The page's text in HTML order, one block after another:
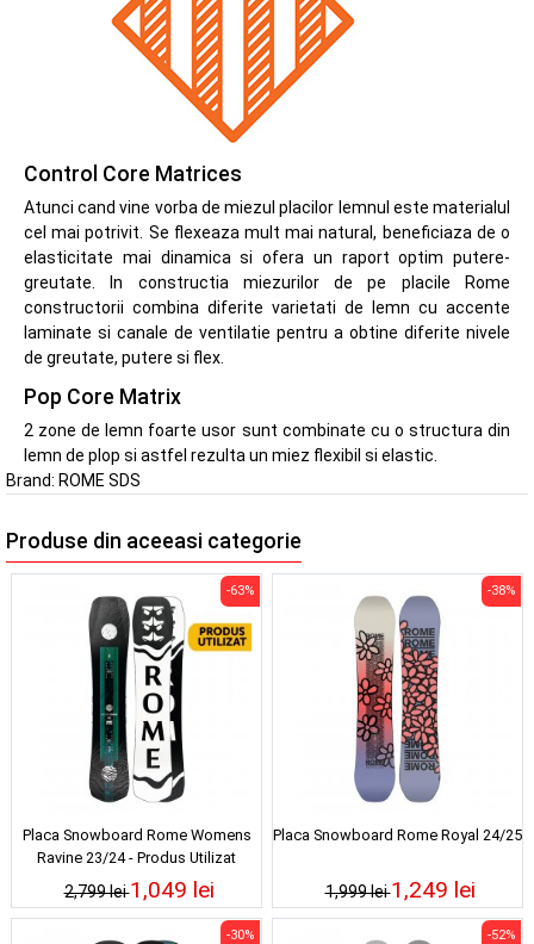
Control Core Matrices
Atunci cand vine vorba de miezul placilor lemnul este materialul
cel mai potrivit. Se flexeaza mult mai natural, beneficiaza de o
elasticitate mai dinamica si ofera un raport optim putere-
greutate. In constructia miezurilor de pe placile Rome
constructorii combina diferite varietati de lemn cu accente
laminate si canale de ventilatie pentru a obtine diferite nivele
de greutate, putere si flex.
Pop Core Matrix
2 zone de lemn foarte usor sunt combinate cu o structura din
lemn de plop si astfel rezulta un miez flexibil si elastic.
Brand: ROME SDS
Produse din aceeasi categorie
Placa Snowboard Rome Womens
Ravine 23/24 - Produs Utilizat
2,799 lei
-63%
1,049 lei
Placa Snowboard Rome Royal 24/25
1,999 lei
-38%
1,249 lei
-30% -52%